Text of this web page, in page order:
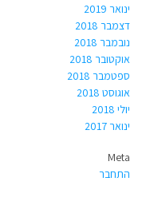
ינואר 2019
דצמבר 2018
נובמבר 2018
אוקטובר 2018
ספטמבר 2018
אוגוסט 2018
יולי 2018
ינואר 2017
Meta
התחבר